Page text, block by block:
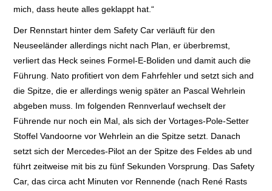
mich, dass heute alles geklappt hat.“
Der Rennstart hinter dem Safety Car verläuft für den
Neuseeländer allerdings nicht nach Plan, er überbremst,
verliert das Heck seines Formel-E-Boliden und damit auch die
Führung. Nato profitiert von dem Fahrfehler und setzt sich and
die Spitze, die er allerdings wenig später an Pascal Wehrlein
abgeben muss. Im folgenden Rennverlauf wechselt der
Führende nur noch ein Mal, als sich der Vortages-Pole-Setter
Stoffel Vandoorne vor Wehrlein an die Spitze setzt. Danach
setzt sich der Mercedes-Pilot an der Spitze des Feldes ab und
führt zeitweise mit bis zu fünf Sekunden Vorsprung. Das Safety
Car, das circa acht Minuten vor Rennende (nach René Rasts